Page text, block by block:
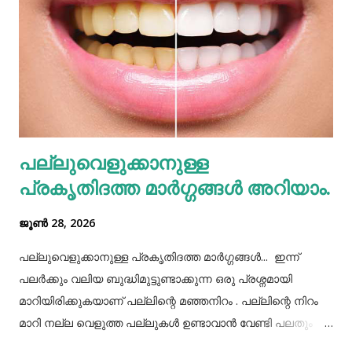
എന്നാല്‍ എണ്ണ തേച്ചുകുളി എന്നാണ്. എണ്ണ തേപ്പ് എന്നാല്‍
നിറുകയില്‍ എണ്ണ വയ്ക്കുക എന്നുമാണ്. തല മറന്ന് എണ്ണ
തേക്കരുത് എന്ന പഴമൊഴി ശിരസ്സിന്റെ
അമിതപ്രാധാന്യമാണു വ്യക്തമാക്കുന്നത്. നിറുക എന്നതു
നാഡീഞരമ്ബുകളുടെ പ്രഭവസ്ഥാനമാണ്. നിറുകയിലൂടെ
വെള്ളവും എണ്ണയും നാഡിവ്യൂഹത്തിലേക്ക് നേരിട്ടരിച്ചിറങ്ങും.
വെള്ളം നിറുകയില്‍ താഴുന്നതാണു നീര്‍ക്കെട്ടിനു
കാരണമാകുന്നത്. മുൻകാലങ്ങളില്‍ മഴക്കാലം
പനിക്കാലമായിരുന്നില്ല. കാരണം, പണ്...
പല്ലുവെളുക്കാനുള്ള
പ്രകൃതിദത്ത മാര്‍ഗ്ഗങ്ങള്‍ അറിയാം.
ജൂൺ 28, 2026
പല്ലുവെളുക്കാനുള്ള പ്രകൃതിദത്ത മാര്‍ഗ്ഗങ്ങള്‍... ഇന്ന്
പലർക്കും വലിയ ബുദ്ധിമുട്ടുണ്ടാക്കുന്ന ഒരു പ്രശ്നമായി
മാറിയിരിക്കുകയാണ് പല്ലിന്റെ മഞ്ഞനിറം . പല്ലിന്റെ നിറം
മാറി നല്ല വെളുത്ത പല്ലുകൾ ഉണ്ടാവാൻ വേണ്ടി പലതും